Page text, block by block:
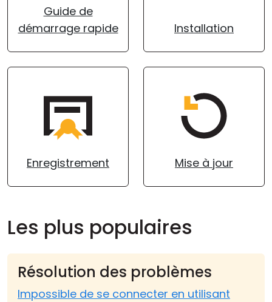
Guide de
démarrage rapide
Installation
Enregistrement Mise à jour
Les plus populaires
Résolution des problèmes
Impossible de se connecter en utilisant
Cloud et sur site